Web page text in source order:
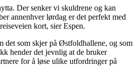
Der senker vi skuldrene og kan
annenhver lørdag er det perfekt med
kort, sier Espen.
det som skjer på Østfoldhallene, og som
hender det jevnlig at de bruker
for å løse ulike utfordringer på